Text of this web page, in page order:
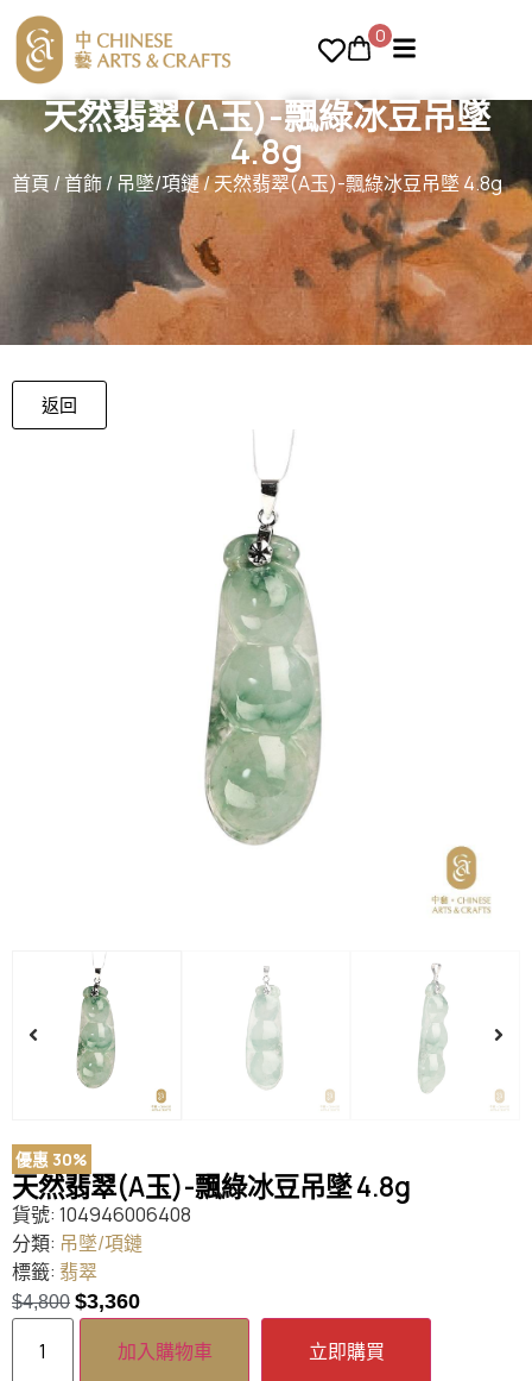
0
天然翡翠(A玉)-飄綠冰豆吊墜
4.8g
首頁 /首飾/ 吊墜/項鏈/ 天然翡翠(A玉)-飄綠冰豆吊墜 4.8g
返回
優惠 30%
天然翡翠(A玉)-飄綠冰豆吊墜 4.8g
貨號: 104946006408
分類: 吊墜/項鏈
標籤: 翡翠
$4,800 $3,360
加入購物車 立即購買